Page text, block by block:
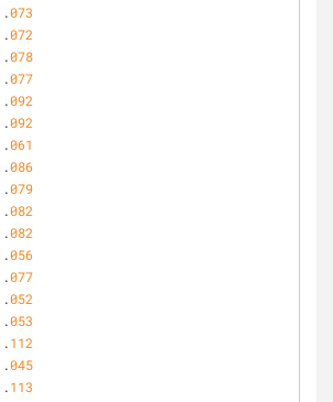
	.
073
	.
072
	.
078
	.
077
	.
092
	.
092
	.
061
	.
086
	.
079
	.
082
	.
082
	.
056
	.
077
	.
052
	.
053
	.
112
	.
045
	.
113